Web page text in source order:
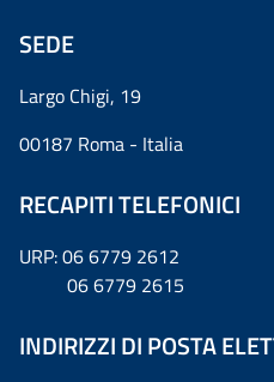
SEDE
Largo Chigi, 19
00187 Roma - Italia
RECAPITI TELEFONICI
URP: 06 6779 2612
06 6779 2615
INDIRIZZI DI POSTA